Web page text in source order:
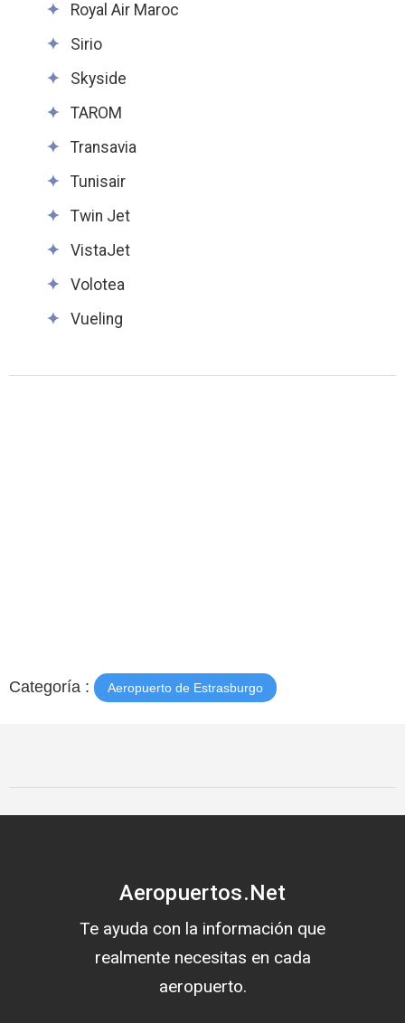
Royal Air Maroc
Sirio
Skyside
TAROM
Transavia
Tunisair
Twin Jet
VistaJet
Volotea
Vueling
Categoría : Aeropuerto de Estrasburgo
Aeropuertos.Net
Te ayuda con la información que
realmente necesitas en cada
aeropuerto.